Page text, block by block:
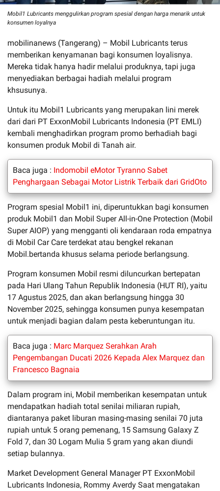
Mobil1 Lubricants menggulirkan program spesial dengan harga menarik untuk
konsumen loyalnya
mobilinanews (Tangerang) – Mobil Lubricants terus
memberikan kenyamanan bagi konsumen loyalisnya.
Mereka tidak hanya hadir melalui produknya, tapi juga
menyediakan berbagai hadiah melalui program
khsusunya.
Untuk itu Mobil1 Lubricants yang merupakan lini merek
dari dari PT ExxonMobil Lubricants Indonesia (PT EMLI)
kembali menghadirkan program promo berhadiah bagi
konsumen produk Mobil di Tanah air.
Baca juga : Indomobil eMotor Tyranno Sabet
Penghargaan Sebagai Motor Listrik Terbaik dari GridOto
Program spesial Mobil1 ini, diperuntukkan bagi konsumen
produk Mobil1 dan Mobil Super All-in-One Protection (Mobil
Super AIOP) yang mengganti oli kendaraan roda empatnya
di Mobil Car Care terdekat atau bengkel rekanan
Mobil.bertanda khusus selama periode berlangsung.
Program konsumen Mobil resmi diluncurkan bertepatan
pada Hari Ulang Tahun Republik Indonesia (HUT RI), yaitu
17 Agustus 2025, dan akan berlangsung hingga 30
November 2025, sehingga konsumen punya kesempatan
untuk menjadi bagian dalam pesta keberuntungan itu.
Baca juga : Marc Marquez Serahkan Arah
Pengembangan Ducati 2026 Kepada Alex Marquez dan
Francesco Bagnaia
Dalam program ini, Mobil memberikan kesempatan untuk
mendapatkan hadiah total senilai miliaran rupiah,
diantaranya paket liburan masing-masing senilai 70 juta
rupiah untuk 5 orang pemenang, 15 Samsung Galaxy Z
Fold 7, dan 30 Logam Mulia 5 gram yang akan diundi
setiap bulannya.
Market Development General Manager PT ExxonMobil
Lubricants Indonesia, Rommy Averdy Saat mengatakan